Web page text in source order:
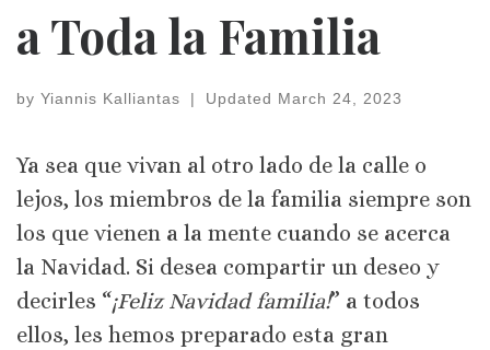
a Toda la Familia
by Yiannis Kalliantas | Updated March 24, 2023
Ya sea que vivan al otro lado de la calle o
lejos, los miembros de la familia siempre son
los que vienen a la mente cuando se acerca
la Navidad. Si desea compartir un deseo y
decirles “¡Feliz Navidad familia!” a todos
ellos, les hemos preparado esta gran